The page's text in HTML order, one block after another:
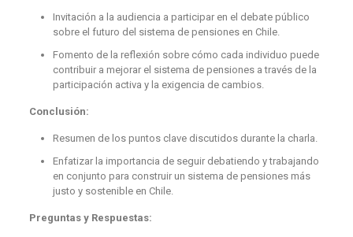
Invitación a la audiencia a participar en el debate público
sobre el futuro del sistema de pensiones en Chile.
Fomento de la reflexión sobre cómo cada individuo puede
contribuir a mejorar el sistema de pensiones a través de la
participación activa y la exigencia de cambios.
Conclusión:
Resumen de los puntos clave discutidos durante la charla.
Enfatizar la importancia de seguir debatiendo y trabajando
en conjunto para construir un sistema de pensiones más
justo y sostenible en Chile.
Preguntas y Respuestas: